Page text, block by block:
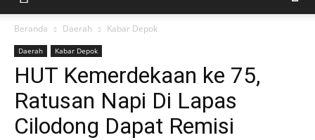
Beranda Daerah Kabar Depok
Daerah Kabar Depok
HUT Kemerdekaan ke 75,
Ratusan Napi Di Lapas
Cilodong Dapat Remisi